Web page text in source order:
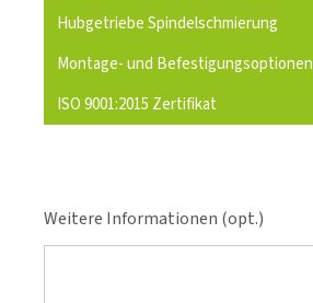
Hubgetriebe Spindelschmierung
Montage- und Befestigungsoptionen
ISO 9001:2015 Zertifikat
Weitere Informationen (opt.)